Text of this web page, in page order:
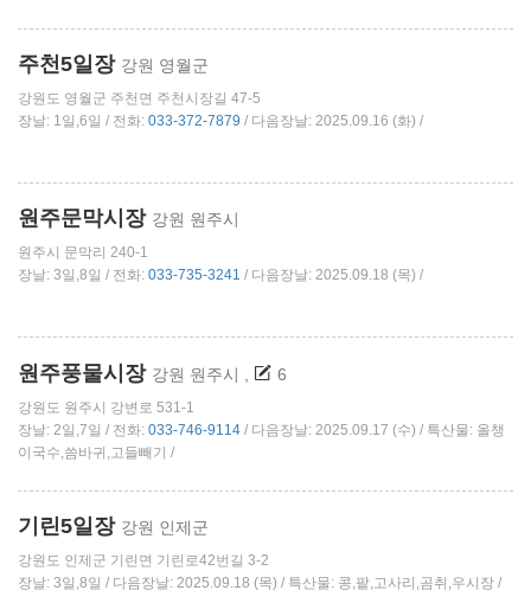
주천5일장 강원 영월군
강원도 영월군 주천면 주천시장길 47-5
장날: 1일,6일 / 전화: 033-372-7879 / 다음장날: 2025.09.16 (화) /
원주문막시장 강원 원주시
원주시 문막리 240-1
장날: 3일,8일 / 전화: 033-735-3241 / 다음장날: 2025.09.18 (목) /
원주풍물시장 강원 원주시 , 6
강원도 원주시 강변로 531-1
장날: 2일,7일 / 전화: 033-746-9114 / 다음장날: 2025.09.17 (수) / 특산물: 올챙
이국수,씀바귀,고들빼기 /
기린5일장 강원 인제군
강원도 인제군 기린면 기린로42번길 3-2
장날: 3일,8일 / 다음장날: 2025.09.18 (목) / 특산물: 콩,팥,고사리,곰취,우시장 /